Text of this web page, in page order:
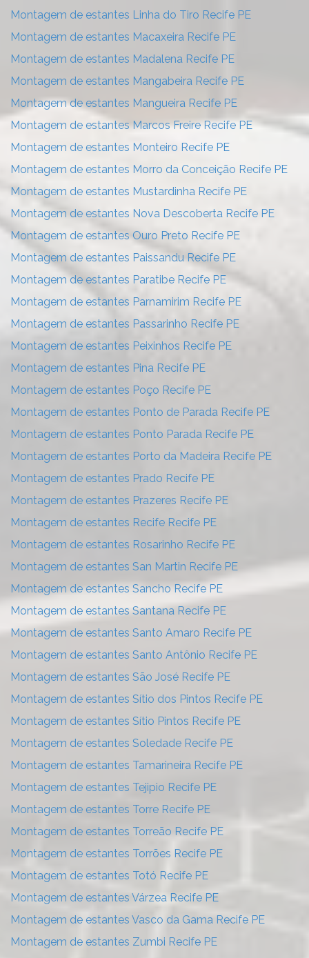
Montagem de estantes Linha do Tiro Recife PE
Montagem de estantes Macaxeira Recife PE
Montagem de estantes Madalena Recife PE
Montagem de estantes Mangabeira Recife PE
Montagem de estantes Mangueira Recife PE
Montagem de estantes Marcos Freire Recife PE
Montagem de estantes Monteiro Recife PE
Montagem de estantes Morro da Conceição Recife PE
Montagem de estantes Mustardinha Recife PE
Montagem de estantes Nova Descoberta Recife PE
Montagem de estantes Ouro Preto Recife PE
Montagem de estantes Paissandu Recife PE
Montagem de estantes Paratibe Recife PE
Montagem de estantes Parnamirim Recife PE
Montagem de estantes Passarinho Recife PE
Montagem de estantes Peixinhos Recife PE
Montagem de estantes Pina Recife PE
Montagem de estantes Poço Recife PE
Montagem de estantes Ponto de Parada Recife PE
Montagem de estantes Ponto Parada Recife PE
Montagem de estantes Porto da Madeira Recife PE
Montagem de estantes Prado Recife PE
Montagem de estantes Prazeres Recife PE
Montagem de estantes Recife Recife PE
Montagem de estantes Rosarinho Recife PE
Montagem de estantes San Martin Recife PE
Montagem de estantes Sancho Recife PE
Montagem de estantes Santana Recife PE
Montagem de estantes Santo Amaro Recife PE
Montagem de estantes Santo Antônio Recife PE
Montagem de estantes São José Recife PE
Montagem de estantes Sítio dos Pintos Recife PE
Montagem de estantes Sítio Pintos Recife PE
Montagem de estantes Soledade Recife PE
Montagem de estantes Tamarineira Recife PE
Montagem de estantes Tejipio Recife PE
Montagem de estantes Torre Recife PE
Montagem de estantes Torreão Recife PE
Montagem de estantes Torrões Recife PE
Montagem de estantes Totó Recife PE
Montagem de estantes Várzea Recife PE
Montagem de estantes Vasco da Gama Recife PE
Montagem de estantes Zumbi Recife PE